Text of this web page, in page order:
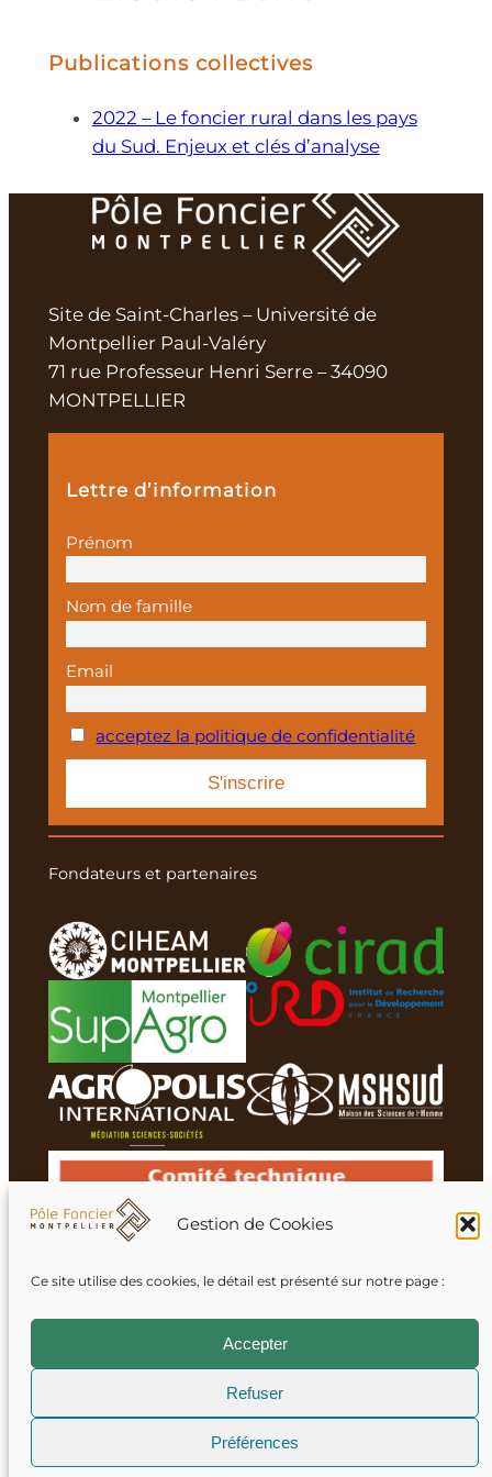
Gestion de Cookies
Ce site utilise des cookies, le détail est présenté sur notre page :
Accepter
Refuser
Préférences
Publications collectives
2022 – Le foncier rural dans les pays
du Sud. Enjeux et clés d’analyse
Site de Saint-Charles – Université de
Montpellier Paul-Valéry
71 rue Professeur Henri Serre – 34090
MONTPELLIER
Lettre d’information
Prénom
Nom de famille
Email
acceptez la politique de confidentialité
Fondateurs et partenaires
Membres du réseau
Crédits